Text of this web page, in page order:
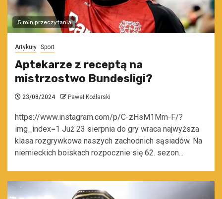
5 min przeczytania
Artykuły Sport
Aptekarze z receptą na
mistrzostwo Bundesligi?
23/08/2024 Paweł Koźlarski
https://www.instagram.com/p/C-zHsM1Mm-F/?
img_index=1 Już 23 sierpnia do gry wraca najwyższa
klasa rozgrywkowa naszych zachodnich sąsiadów. Na
niemieckich boiskach rozpocznie się 62. sezon...